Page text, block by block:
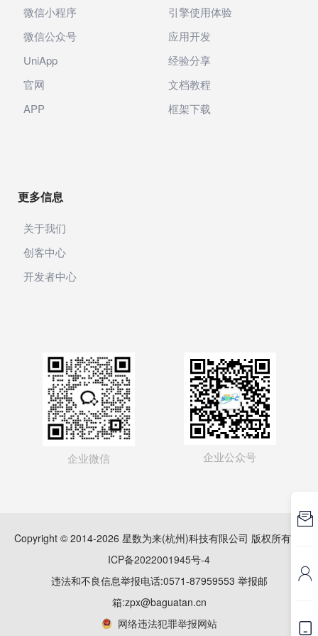
微信小程序
微信公众号
UniApp
官网
APP
引擎使用体验
应用开发
经验分享
文档教程
框架下载
更多信息
关于我们
创客中心
开发者中心
企业微信 企业公众号
Copyright © 2014-2026 星数为来(杭州)科技有限公司 版权所有
ICP备2022001945号-4
违法和不良信息举报电话:0571-87959553 举报邮
箱:zpx@baguatan.cn
网络违法犯罪举报网站


